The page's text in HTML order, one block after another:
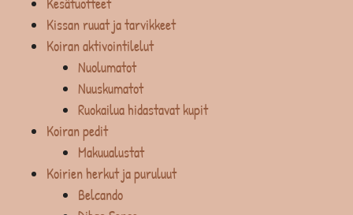
Kissan ruuat ja tarvikkeet
Koiran aktivointilelut
Nuolumatot
Nuuskumatot
Ruokailua hidastavat kupit
Koiran pedit
Makuualustat
Koirien herkut ja puruluut
Belcando